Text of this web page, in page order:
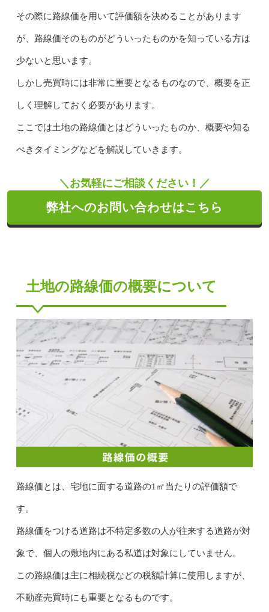
その際に路線価を用いて評価額を決めることがあります
が、路線価そのものがどういったものかを知っている方は
少ないと思います。
しかし売買時には非常に重要となるものなので、概要を正
しく理解しておく必要があります。
ここでは土地の路線価とはどういったものか、概要や知る
べきタイミングなどを解説していきます。
＼お気軽にご相談ください！／
弊社へのお問い合わせはこちら
土地の路線価の概要について
路線価とは、宅地に面する道路の1㎡当たりの評価額で
す。
路線価をつける道路は不特定多数の人が往来する道路が対
象で、個人の敷地内にある私道は対象にしていません。
この路線価は主に相続税などの税額計算に使用しますが、
不動産売買時にも重要となるものです。